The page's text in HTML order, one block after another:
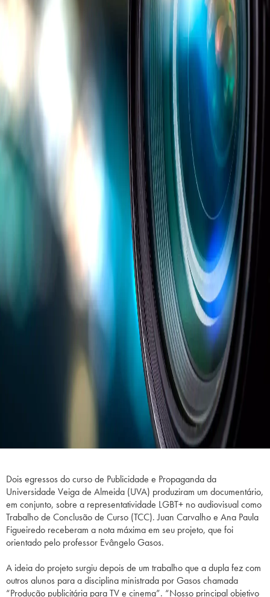
Dois egressos do curso de Publicidade e Propaganda da
Universidade Veiga de Almeida (UVA) produziram um documentário,
em conjunto, sobre a representatividade LGBT+ no audiovisual como
Trabalho de Conclusão de Curso (TCC). Juan Carvalho e Ana Paula
Figueiredo receberam a nota máxima em seu projeto, que foi
orientado pelo professor Evângelo Gasos.
A ideia do projeto surgiu depois de um trabalho que a dupla fez com
outros alunos para a disciplina ministrada por Gasos chamada
“Produção publicitária para TV e cinema”. “Nosso principal objetivo